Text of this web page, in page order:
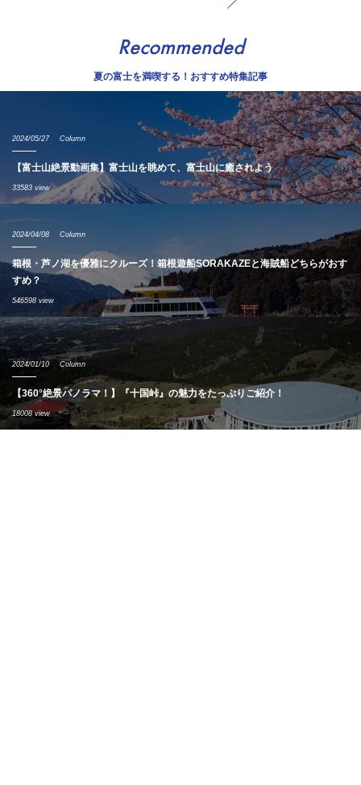
Recommended
夏の富士を満喫する！おすすめ特集記事
2024/05/27 Column
【富士山絶景動画集】富士山を眺めて、富士山に癒されよう
33583 view
2024/04/08 Column
箱根・芦ノ湖を優雅にクルーズ！箱根遊船SORAKAZEと海賊船どちらがおす
すめ？
546598 view
2024/01/10 Column
【360°絶景パノラマ！】『十国峠』の魅力をたっぷりご紹介！
18008 view